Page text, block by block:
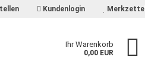
Kundenlogin Merkzettel
Ihr Warenkorb
0,00 EUR